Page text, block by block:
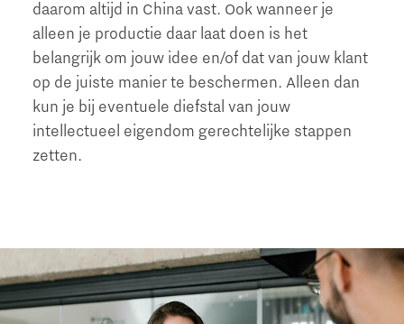
daarom altijd in China vast. Ook wanneer je
alleen je productie daar laat doen is het
belangrijk om jouw idee en/of dat van jouw klant
op de juiste manier te beschermen. Alleen dan
kun je bij eventuele diefstal van jouw
intellectueel eigendom gerechtelijke stappen
zetten.